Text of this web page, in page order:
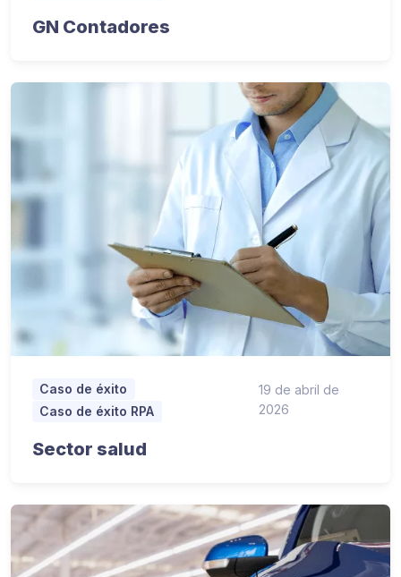
GN Contadores
Caso de éxito
Caso de éxito RPA
19 de abril de
2026
Sector salud